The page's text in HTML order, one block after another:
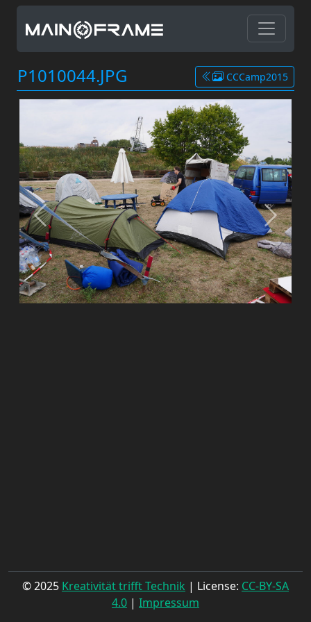
P1010044.JPG CCCamp2015
© 2025 Kreativität trifft Technik | License: CC-BY-SA
4.0 | Impressum